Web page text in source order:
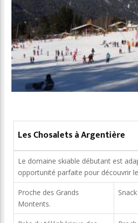
Les Chosalets à Argentière
Le domaine skiable débutant est
opportunité parfaite pour découvrir
Proche des Grands
Montents.